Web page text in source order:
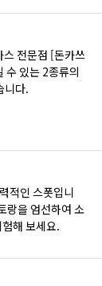
전문점 [돈카쓰
수 있는 2종류의
니다.
적인 스폿입니
랑을 엄선하여 소
해 보세요.